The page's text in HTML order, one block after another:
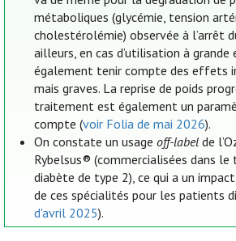
métaboliques (glycémie, tension
cholestérolémie) observée à l’arrêt
ailleurs, en cas d’utilisation à
également tenir compte des effets
mais graves. La reprise de poids
traitement est également un
compte (voir Folia de mai 2026).
On constate un usageoff-label de
Rybelsus® (commercialisées dans
diabète de type 2), ce qui a un
de ces spécialités pour les patients
d'avril 2025).